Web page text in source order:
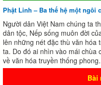
Phật Linh – Ba thế hệ một ngôi
Người dân Việt Nam chúng ta
dân tộc, Nếp sống muôn đời
lên những nét đặc thù văn hóa
ta. Do đó ai nhìn vào mái chùa
về văn hóa truyền thống
Bài